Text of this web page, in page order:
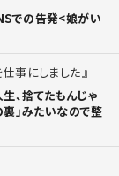
での告発<娘がい
事にしました
、捨てたもんじゃ
」みたいなので整